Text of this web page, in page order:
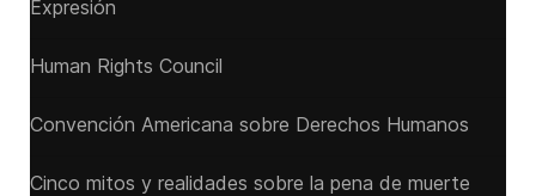
Expresión
Human Rights Council
Convención Americana sobre Derechos Humanos
Cinco mitos y realidades sobre la pena de muerte